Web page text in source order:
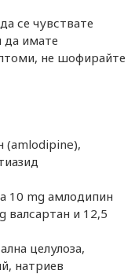
се чувствате
да имате
не шофирайте
(amlodipine),
10 mg амлодипин
валсартан и 12,5
целулоза,
натриев